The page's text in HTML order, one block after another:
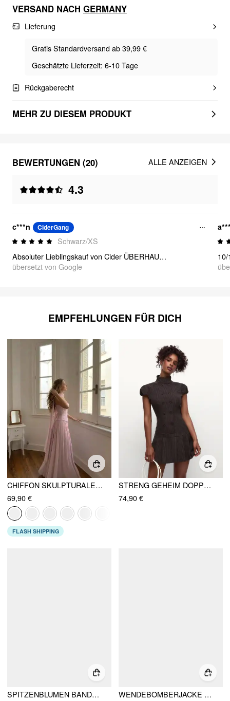
VERSAND NACH GERMANY
Lieferung
Gratis Standardversand ab 39,99 €
Geschätzte Lieferzeit: 6-10 Tage
Rückgaberecht
MEHR ZU DIESEM PRODUKT
BEWERTUNGEN (20)
4.3
ALLE ANZEIGEN
c***n CiderGang
Schwarz/XS
Absoluter Lieblingskauf von Cider ÜBERHAUPT!!!
übersetzt von Google
EMPFEHLUNGEN FÜR DICH
CHIFFON SKULPTURALES HALTERNECK-SCHNÜRUNG MAXI BODYCON KLEID MIT SCHAL
69,90 €
FLASH SHIPPING
STRENG GEHEIM DOPPELREIHIG GESTREIFTES KLEID
74,90 €
SPITZENBLUMEN BANDEAU KORSETT-TAILLE RARA MINIKLEID
WENDEBOMBERJACKE BAUMWOLLMIX STEHKRAGEN HAHNENTRITT OVERSIZE